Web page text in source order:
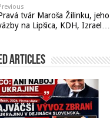
tvár Maroša Žilinku, jeho
na Lipšica, KDH, Izrael…
Articles